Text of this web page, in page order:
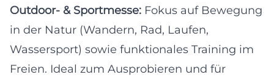
Outdoor- & Sportmesse: Fokus auf Bewegung
in der Natur (Wandern, Rad, Laufen,
Wassersport) sowie funktionales Training im
Freien. Ideal zum Ausprobieren und für